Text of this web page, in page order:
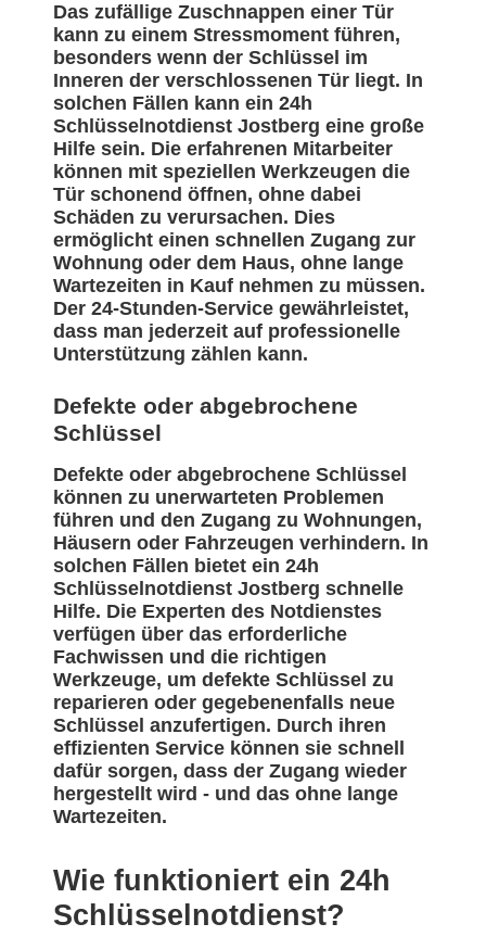
Das zufällige Zuschnappen einer Tür
kann zu einem Stressmoment führen,
besonders wenn der Schlüssel im
Inneren der verschlossenen Tür liegt. In
solchen Fällen kann ein 24h
Schlüsselnotdienst Jostberg eine große
Hilfe sein. Die erfahrenen Mitarbeiter
können mit speziellen Werkzeugen die
Tür schonend öffnen, ohne dabei
Schäden zu verursachen. Dies
ermöglicht einen schnellen Zugang zur
Wohnung oder dem Haus, ohne lange
Wartezeiten in Kauf nehmen zu müssen.
Der 24-Stunden-Service gewährleistet,
dass man jederzeit auf professionelle
Unterstützung zählen kann.
Defekte oder abgebrochene
Schlüssel
Defekte oder abgebrochene Schlüssel
können zu unerwarteten Problemen
führen und den Zugang zu Wohnungen,
Häusern oder Fahrzeugen verhindern. In
solchen Fällen bietet ein 24h
Schlüsselnotdienst Jostberg schnelle
Hilfe. Die Experten des Notdienstes
verfügen über das erforderliche
Fachwissen und die richtigen
Werkzeuge, um defekte Schlüssel zu
reparieren oder gegebenenfalls neue
Schlüssel anzufertigen. Durch ihren
effizienten Service können sie schnell
dafür sorgen, dass der Zugang wieder
hergestellt wird - und das ohne lange
Wartezeiten.
Wie funktioniert ein 24h
Schlüsselnotdienst?